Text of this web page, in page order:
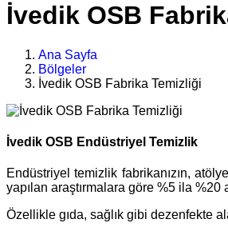
İvedik OSB
Ana Sayfa
Bölgeler
İvedik OSB Fabrika Temizliği
İvedik OSB Endüstriyel Temizlik
Endüstriyel temizlik fabrikanızın,
yapılan araştırmalara göre %5 ila
Özellikle gıda, sağlık gibi dezenfekte